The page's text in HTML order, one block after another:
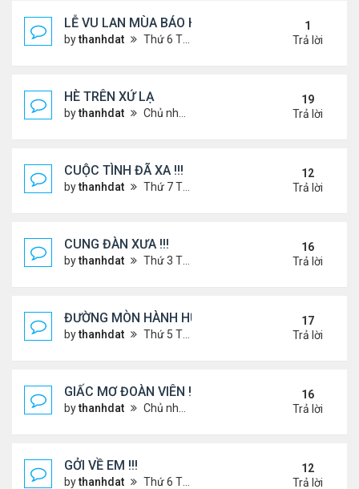
LỄ VU LAN MÙA BÁO HIẾU !!!
bythanhdat Thứ 6 Tháng 9 05, 2025 1:52 pm
1
Trả lời
HÈ TRÊN XỨ LẠ
bythanhdat Chủ nhật Tháng 6 30, 2024 12:19 pm
19
Trả lời
CUỘC TÌNH ĐÃ XA !!!
bythanhdat Thứ 7 Tháng 12 14, 2024 2:15 am
12
Trả lời
CUNG ĐÀN XƯA !!!
bythanhdat Thứ 3 Tháng 7 23, 2024 3:22 pm
16
Trả lời
ĐƯỜNG MÒN HÀNH HƯƠNG !!!
bythanhdat Thứ 5 Tháng 3 20, 2025 5:00 pm
17
Trả lời
GIẤC MƠ ĐOÀN VIÊN !!!
bythanhdat Chủ nhật Tháng 7 14, 2024 10:46 am
16
Trả lời
GỞI VỀ EM !!!
bythanhdat Thứ 6 Tháng 7 19, 2024 5:22 pm
12
Trả lời